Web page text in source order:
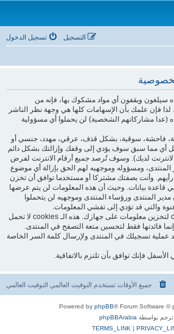
تسجيل الدخول التسجيل
سيلغون ويقفون أي مواد مشكوك بها، فإنه من
لذا فإن علمك بأن الإسهامات كلها هي وجهة نظر الناشر
(عدا مشاركاتهم الشخصية) لن يحملوا أي مسؤولية
فاحشة، سوقية، بشكل قذف، عرقي، مهدد، جنسي أو
أي مما سبق سوف يؤدي إلى وقفك وإزالتك بشكل دائم
لديك). وسوف تُرصد جميع أرقام الانترنت لفرض
المنتدى، ومسؤوله وموجهيه لهم الحق بإزالة أي موضوع
رأيهم. وأنت بصفتك مشتركا أو مستخدما توافق أن تخزن
في قاعدة بيانات. وحيث أن هذه المعلومات لن يتم عرضها
المنتدى ورؤساء المنتدى وموجهيه لن يتحملوا
والتي قد تؤدي إلى تفشي المعلومات.
هذا المنتدى يستعمل الـ cookies لتخزين معلومات على جهازك. هذه الـ cookies لا تحمل
فائدتها فقط لتحسين متعة التصفح في المنتدى.
عملية تسجيلك في المنتدى ولإرسال كلمة السر الخاصة
فإنك توافق بأن تلتزم بالاتفاقية.
جميع الأوقات تستخدم التوقيت العالمي التوقيت العالمي
Powered by phpBB® Forum Software ©
ترجم بواسطة phpBBArabia
|
TERMS_LINK